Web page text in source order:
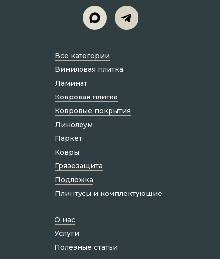
О нас
Услуги
Полезные статьи
Все категории
Виниловая плитка
Ламинат
Ковровая плитка
Ковровые покрытия
Линолеум
Паркет
Ковры
Грязезащита
Подложка
Плинтусы и комплектующие